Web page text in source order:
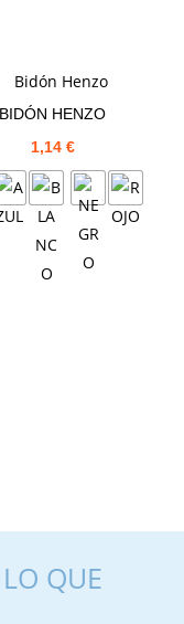
BIDÓN HENZO
1,14 €
QUE